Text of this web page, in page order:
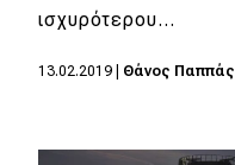
ισχυρότερου…
13.02.2019 Θάνος Παππάς